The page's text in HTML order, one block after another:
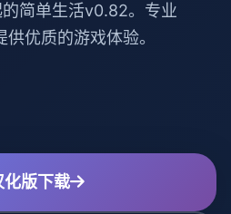
简单生活v0.82。专业
优质的游戏体验。
化版下载